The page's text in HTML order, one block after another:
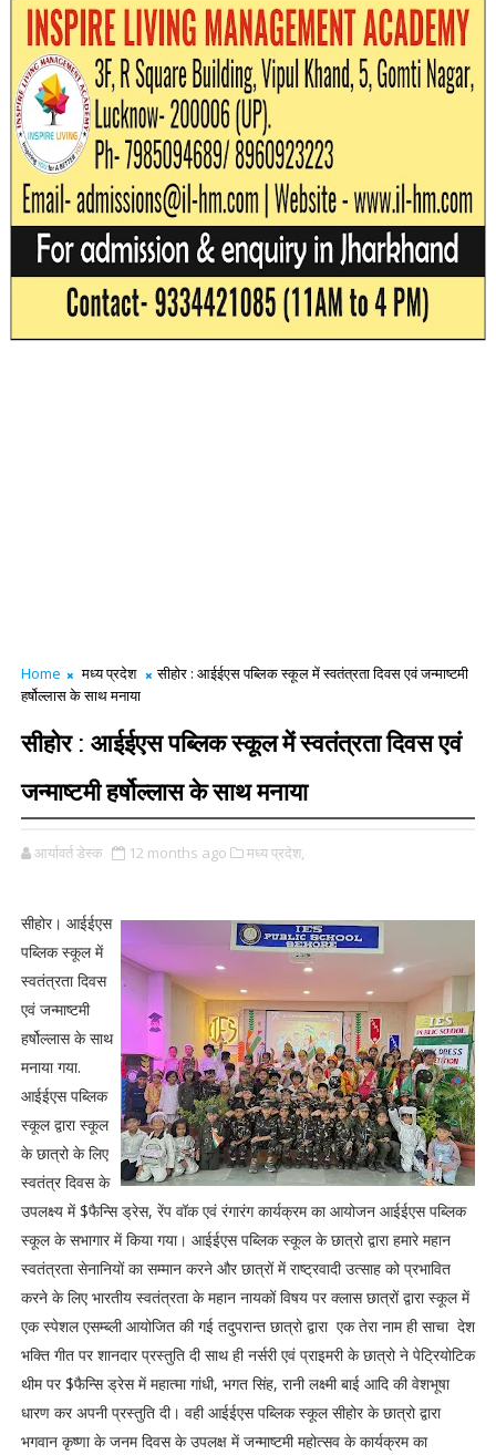
Home मध्य प्रदेश
सीहोर : आईईएस पब्लिक स्कूल में स्वतंत्रता दिवस एवं जन्माष्टमी
हर्षोल्लास के साथ मनाया
सीहोर : आईईएस पब्लिक स्कूल में स्वतंत्रता दिवस एवं
जन्माष्टमी हर्षोल्लास के साथ मनाया
आर्यावर्त डेस्क 12 months ago मध्य प्रदेश,
सीहोर। आईईएस
पब्लिक स्कूल में
स्वतंत्रता दिवस
एवं जन्माष्टमी
हर्षोल्लास के साथ
मनाया गया.
आईईएस पब्लिक
स्कूल द्वारा स्कूल
के छात्रो के लिए
स्वतंत्र दिवस के
उपलक्ष्य में $फैन्सि ड्रेस, रेंप वॉक एवं रंगारंग कार्यक्रम का आयोजन आईईएस पब्लिक
स्कूल के सभागार में किया गया। आईईएस पब्लिक स्कूल के छात्रो द्वारा हमारे महान
स्वतंत्रता सेनानियों का सम्मान करने और छात्रों में राष्ट्रवादी उत्साह को प्रभावित
करने के लिए भारतीय स्वतंत्रता के महान नायकों विषय पर क्लास छात्रों द्वारा स्कूल में
एक स्पेशल एसम्ब्ली आयोजित की गई तदुपरान्त छात्रो द्वारा एक तेरा नाम ही साचा देश
भक्ति गीत पर शानदार प्रस्तुति दी साथ ही नर्सरी एवं प्राइमरी के छात्रो ने पेट्रियोटिक
थीम पर $फैन्सि ड्रेस में महात्मा गांधी, भगत सिंह, रानी लक्ष्मी बाई आदि की वेशभूषा
धारण कर अपनी प्रस्तुति दी। वही आईईएस पब्लिक स्कूल सीहोर के छात्रो द्वारा
भगवान कृष्णा के जनम दिवस के उपलक्ष में जन्माष्टमी महोत्सव के कार्यक्रम का